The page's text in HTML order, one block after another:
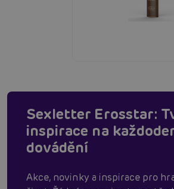
Sexletter Erosstar:
inspirace na
dovádění
Akce, novinky a inspirace pro